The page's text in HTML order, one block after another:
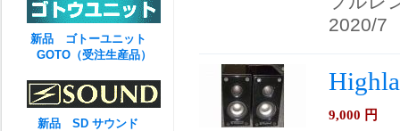
2020/7
9,000 円
新品 ゴトーユニット
GOTO（受注生産品）
新品 SD サウンド